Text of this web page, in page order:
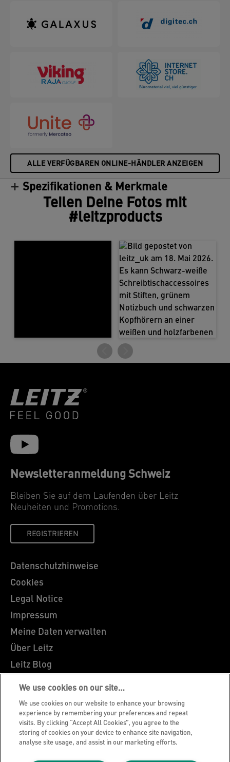
ALLE VERFÜGBAREN ONLINE-HÄNDLER ANZEIGEN
Spezifikationen & Merkmale
Teilen Deine Fotos mit
#leitzproducts
Newsletteranmeldung Schweiz
Bleiben Sie auf dem Laufenden über Leitz
Neuheiten und Promotions.
REGISTRIEREN
Datenschutzhinweise
Cookies
Legal Notice
Impressum
Meine Daten verwalten
Über Leitz
Leitz Blog
Karriere
Leitz EasyPrint
Kundenservice
Hinweise zum Verpackungsrecycling
Garantiebedingungen
We use cookies on our site…
We use cookies on our website to enhance your browsing
experience by remembering your preferences and repeat
visits. By clicking “Accept All Cookies”, you agree to the
storing of cookies on your device to enhance site navigation,
analyse site usage, and assist in our marketing efforts.